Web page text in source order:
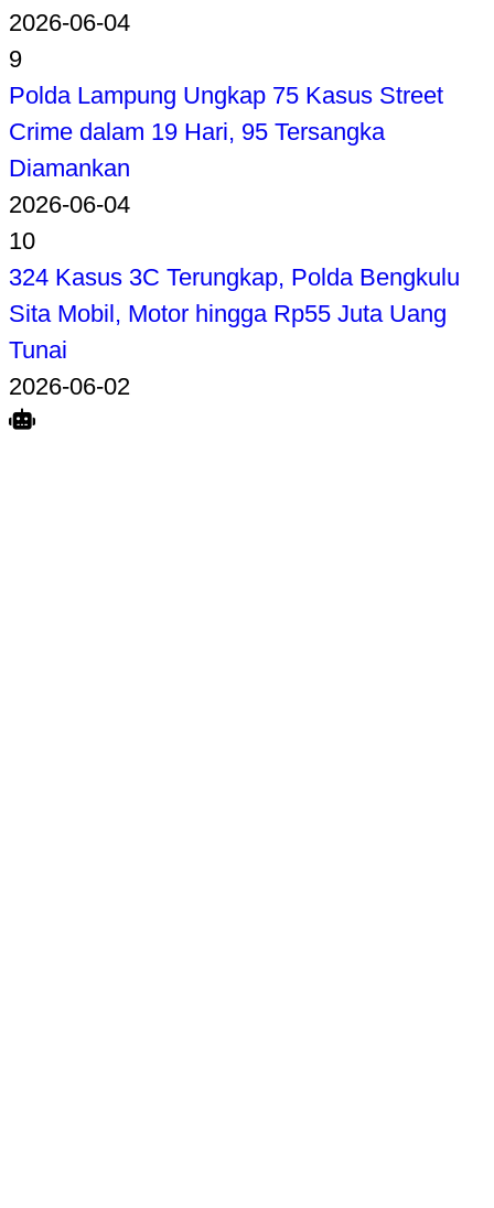
2026-06-04
9
Polda Lampung Ungkap 75 Kasus Street
Crime dalam 19 Hari, 95 Tersangka
Diamankan
2026-06-04
10
324 Kasus 3C Terungkap, Polda Bengkulu
Sita Mobil, Motor hingga Rp55 Juta Uang
Tunai
2026-06-02